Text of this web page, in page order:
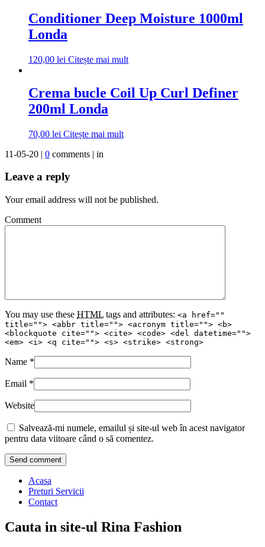
Conditioner Deep Moisture 1000ml
Londa
120,00 lei Citește mai mult
Crema bucle Coil Up Curl Definer
200ml Londa
70,00 lei Citește mai mult
11-05-20 | 0 comments | in
Leave a reply
Your email address will not be published.
Comment
You may use these HTML tags and attributes: <a href=""
title=""> <abbr title=""> <acronym title=""> <b>
<blockquote cite=""> <cite> <code> <del datetime="">
<em> <i> <q cite=""> <s> <strike> <strong>
Name *
Email *
Website
Salvează-mi numele, emailul și site-ul web în acest navigator
pentru data viitoare când o să comentez.
Acasa
Preturi Servicii
Contact
Cauta in site-ul Rina Fashion